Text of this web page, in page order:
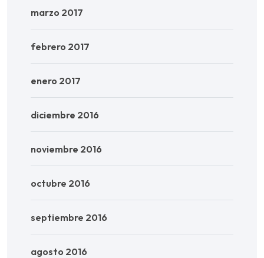
marzo 2017
febrero 2017
enero 2017
diciembre 2016
noviembre 2016
octubre 2016
septiembre 2016
agosto 2016